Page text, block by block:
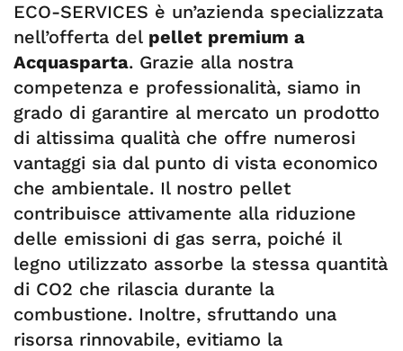
ECO-SERVICES è un’azienda specializzata
nell’offerta del pellet premium a
Acquasparta. Grazie alla nostra
competenza e professionalità, siamo in
grado di garantire al mercato un prodotto
di altissima qualità che offre numerosi
vantaggi sia dal punto di vista economico
che ambientale. Il nostro pellet
contribuisce attivamente alla riduzione
delle emissioni di gas serra, poiché il
legno utilizzato assorbe la stessa quantità
di CO2 che rilascia durante la
combustione. Inoltre, sfruttando una
risorsa rinnovabile, evitiamo la